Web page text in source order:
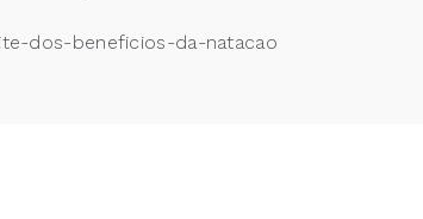
dos-beneficios-da-natacao